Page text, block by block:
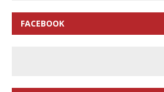
FACEBOOK